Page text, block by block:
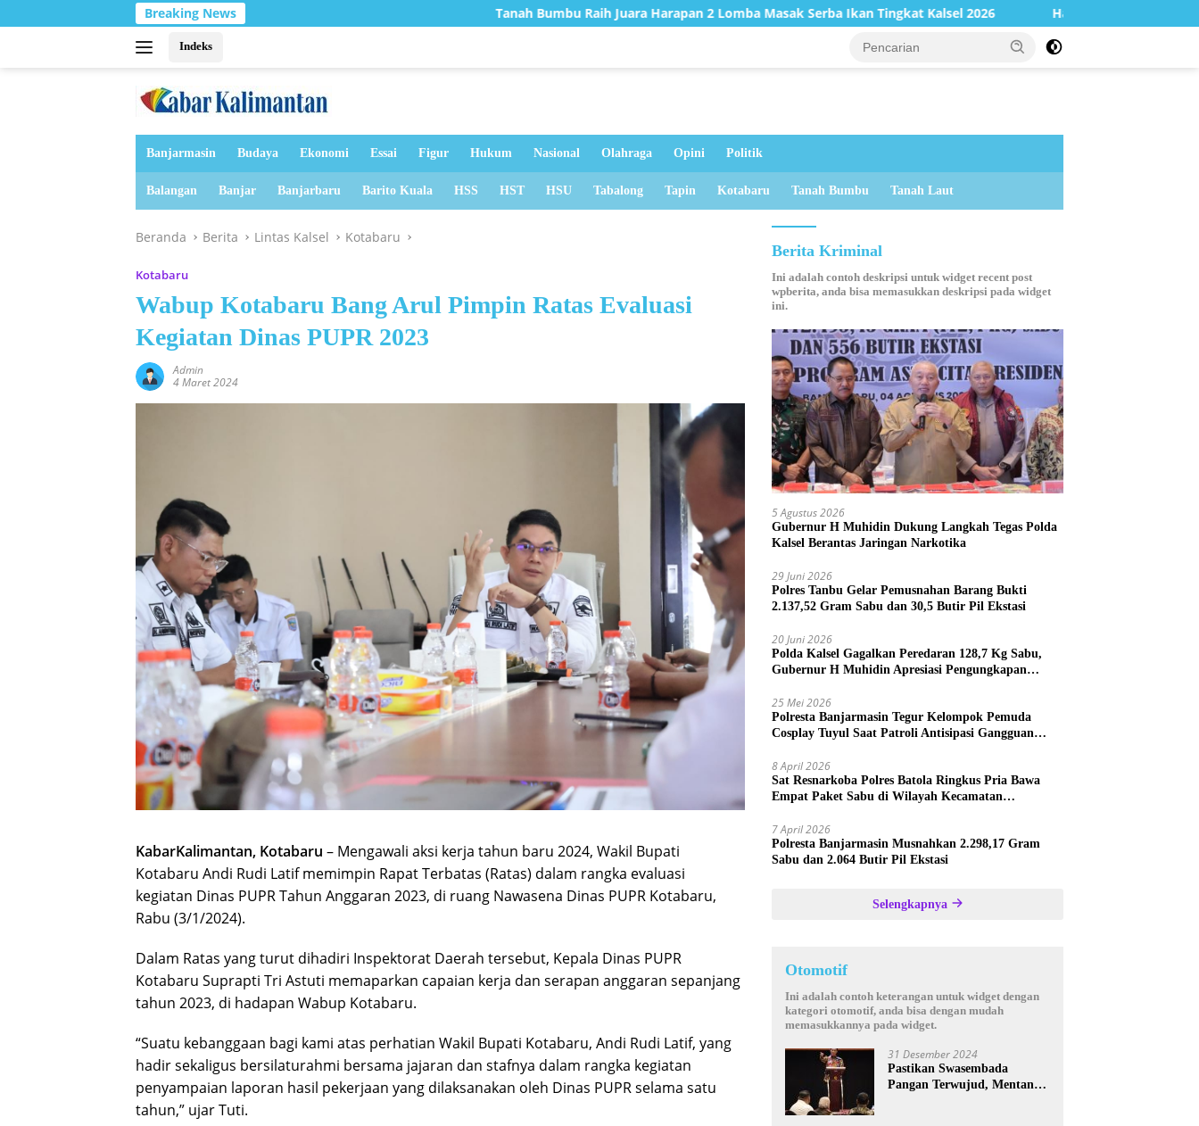
ke
Breaking News Tanah Bumbu Raih Juara Harapan 2 Lomba Masak Serba Ikan Tingkat Kalsel 2026 Hadapi Cuaca Ekstrem, PT Borneo Indobara
Indeks
Banjarmasin Budaya Ekonomi Essai Figur Hukum Nasional Olahraga Opini Politik
Balangan Banjar Banjarbaru Barito Kuala HSS HST HSU Tabalong Tapin Kotabaru Tanah Bumbu Tanah Laut
Beranda Berita Lintas Kalsel Kotabaru
Kotabaru
Wabup Kotabaru Bang Arul Pimpin Ratas Evaluasi
Kegiatan Dinas PUPR 2023
Admin
4 Maret 2024
KabarKalimantan, Kotabaru – Mengawali aksi kerja tahun baru 2024, Wakil Bupati
Kotabaru Andi Rudi Latif memimpin Rapat Terbatas (Ratas) dalam rangka evaluasi
kegiatan Dinas PUPR Tahun Anggaran 2023, di ruang Nawasena Dinas PUPR Kotabaru,
Rabu (3/1/2024).
Dalam Ratas yang turut dihadiri Inspektorat Daerah tersebut, Kepala Dinas PUPR
Kotabaru Suprapti Tri Astuti memaparkan capaian kerja dan serapan anggaran sepanjang
tahun 2023, di hadapan Wabup Kotabaru.
“Suatu kebanggaan bagi kami atas perhatian Wakil Bupati Kotabaru, Andi Rudi Latif, yang
hadir sekaligus bersilaturahmi bersama jajaran dan stafnya dalam rangka kegiatan
penyampaian laporan hasil pekerjaan yang dilaksanakan oleh Dinas PUPR selama satu
tahun,” ujar Tuti.
Berita Kriminal
Ini adalah contoh deskripsi untuk widget recent post
wpberita, anda bisa memasukkan deskripsi pada widget
ini.
5 Agustus 2026
Gubernur H Muhidin Dukung Langkah Tegas Polda
Kalsel Berantas Jaringan Narkotika
29 Juni 2026
Polres Tanbu Gelar Pemusnahan Barang Bukti
2.137,52 Gram Sabu dan 30,5 Butir Pil Ekstasi
20 Juni 2026
Polda Kalsel Gagalkan Peredaran 128,7 Kg Sabu,
Gubernur H Muhidin Apresiasi Pengungkapan
25 Mei 2026
Polresta Banjarmasin Tegur Kelompok Pemuda
Cosplay Tuyul Saat Patroli Antisipasi Gangguan
8 April 2026
Sat Resnarkoba Polres Batola Ringkus Pria Bawa
Empat Paket Sabu di Wilayah Kecamatan
7 April 2026
Polresta Banjarmasin Musnahkan 2.298,17 Gram
Sabu dan 2.064 Butir Pil Ekstasi
Selengkapnya
Otomotif
Ini adalah contoh keterangan untuk widget dengan
kategori otomotif, anda bisa dengan mudah
memasukkannya pada widget.
31 Desember 2024
Pastikan Swasembada
Pangan Terwujud, Mentan